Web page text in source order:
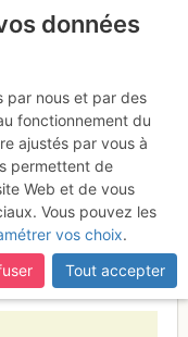
NE
Samedi
Écrins
données
par nous et par des
fonctionnement du
ajustés par vous à
permettent de
Web et de vous
Vous pouvez les
vos choix.
Tout accepter